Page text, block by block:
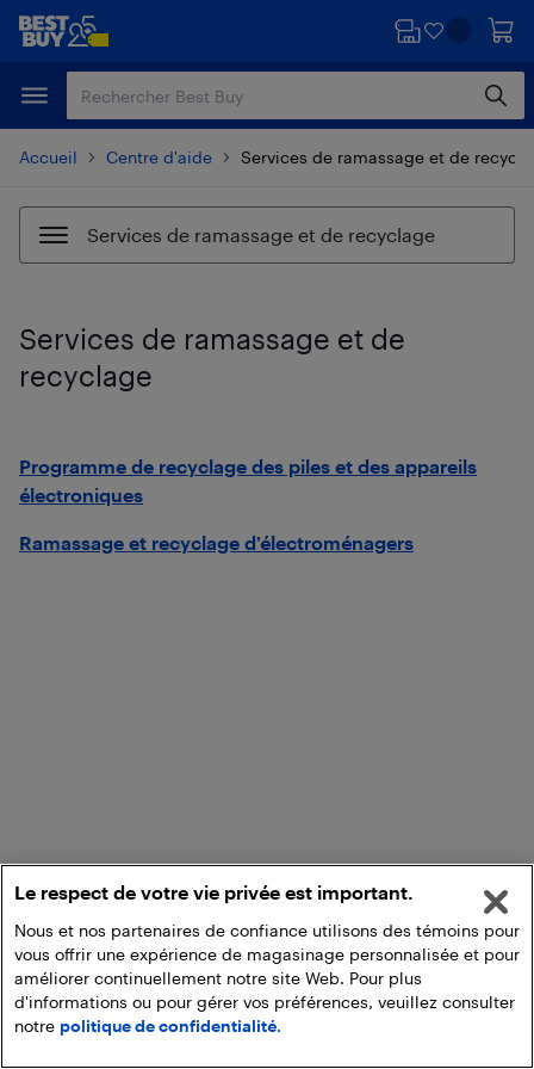
Passer
principal
Passer
Accueil Centre d'aide Services de ramassage et de
Services de ramassage et de recyclage
Services de ramassage et de
recyclage
Programme de recyclage des piles et des appareils
électroniques
Ramassage et recyclage d’électroménagers
Le respect de votre vie privée est important.
Nous et nos partenaires de confiance utilisons des témoins pour
vous offrir une expérience de magasinage personnalisée et pour
améliorer continuellement notre site Web. Pour plus
d'informations ou pour gérer vos préférences, veuillez consulter
notre politique de confidentialité.